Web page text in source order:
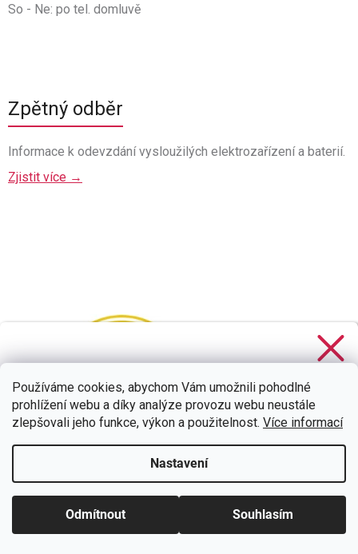
Používáme cookies, abychom Vám umožnili pohodlné
prohlížení webu a díky analýze provozu webu neustále
zlepšovali jeho funkce, výkon a použitelnost. Více informací
Nastavení
Odmítnout Souhlasím
So - Ne: po tel. domluvě
Zpětný odběr
Informace k odevzdání vysloužilých elektrozařízení a baterií.
Zjistit více →
na 300,- Kč je Váš!
CHCI SLEVU
Zásady zpracování osobních údajů